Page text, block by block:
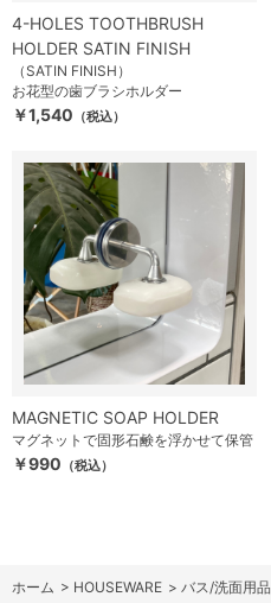
4-HOLES TOOTHBRUSH
HOLDER SATIN FINISH
（SATIN FINISH）
お花型の歯ブラシホルダー
￥1,540 （税込）
MAGNETIC SOAP HOLDER
マグネットで固形石鹸を浮かせて保管
￥990 （税込）
ホーム > HOUSEWARE > バス/洗面用品